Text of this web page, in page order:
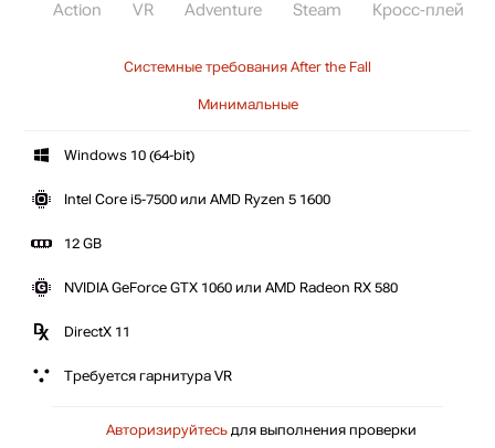
Action VR Adventure Steam Кросс-плей
Системные требования After the Fall
Минимальные
Windows 10 (64-bit)
Intel Core i5-7500 или AMD Ryzen 5 1600
12 GB
NVIDIA GeForce GTX 1060 или AMD Radeon RX 580
DirectX 11
Требуется гарнитура VR
Авторизируйтесь для выполнения проверки